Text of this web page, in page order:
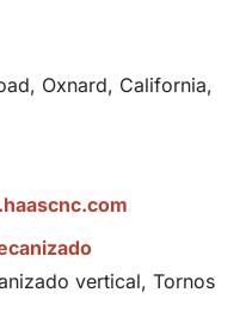
Oxnard, California,
vertical, Tornos